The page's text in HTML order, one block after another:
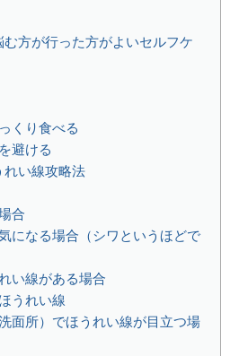
方が行った方がよいセルフケ
くり食べる
避ける
れい線攻略法
合
になる場合（シワというほどで
い線がある場合
うれい線
面所）でほうれい線が目立つ場